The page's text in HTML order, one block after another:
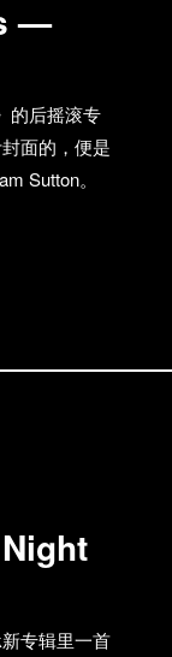
—
的后摇滚专
面的，便是
Sutton。
专辑里一首